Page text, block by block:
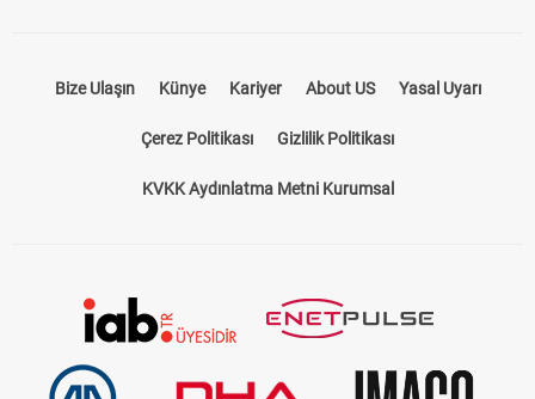
Bize Ulaşın Künye Kariyer About US Yasal Uyarı
Çerez Politikası Gizlilik Politikası
KVKK Aydınlatma Metni Kurumsal